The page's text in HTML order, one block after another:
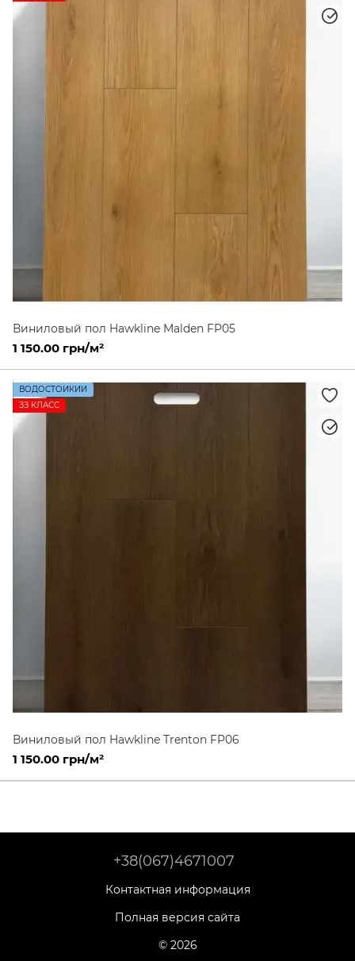
Виниловый пол Hawkline Malden FP05
1 150.00 грн/м²
ВОДОСТОЙКИЙ
ЗЗ КЛАСС
Виниловый пол Hawkline Trenton FP06
1 150.00 грн/м²
+38(067)4671007
Контактная информация
Полная версия сайта
© 2026